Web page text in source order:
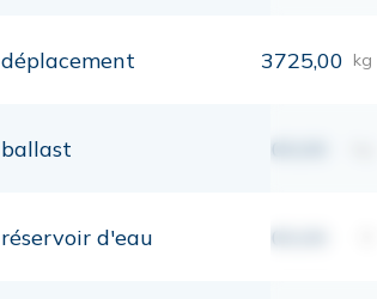
déplacement 3725,00 kg
ballast 00,00
réservoir d'eau 00,00